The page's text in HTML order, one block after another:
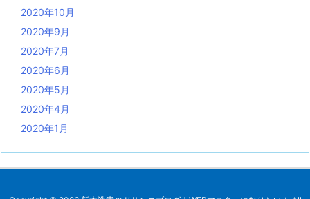
2020年10月
2020年9月
2020年7月
2020年6月
2020年5月
2020年4月
2020年1月